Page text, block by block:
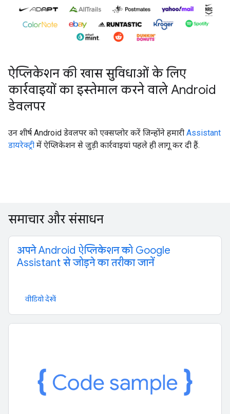
ऐप्लिकेशन की खास सुविधाओं के लिए
कार्रवाइयों का इस्तेमाल करने वाले Android
डेवलपर
उन शीर्ष Android डेवलपर को एक्सप्लोर करें जिन्होंने हमारी Assistant
डायरेक्ट्री में ऐप्लिकेशन से जुड़ी कार्रवाइयां पहले ही लागू कर दी हैं.
समाचार और संसाधन
अपने Android ऐप्लिकेशन को Google
Assistant से जोड़ने का तरीका जानें
वीडियो देखें